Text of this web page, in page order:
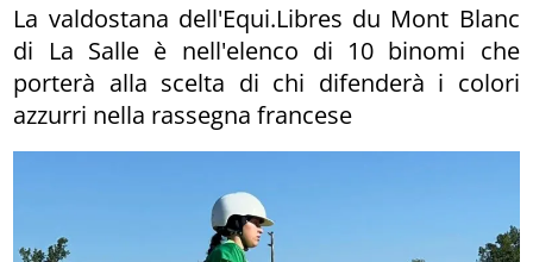
La valdostana dell'Equi.Libres du Mont Blanc
di La Salle è nell'elenco di 10 binomi che
porterà alla scelta di chi difenderà i colori
azzurri nella rassegna francese